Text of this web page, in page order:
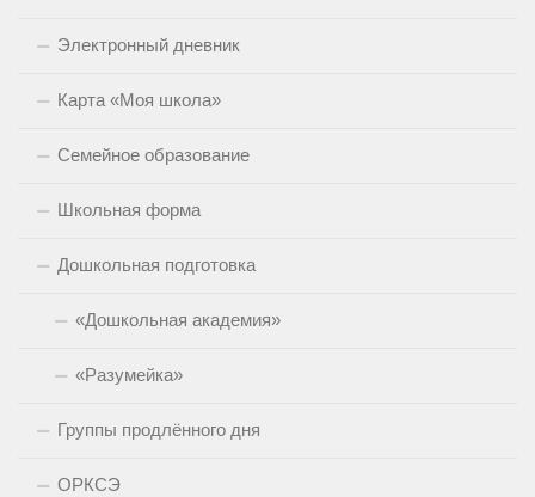
Электронный дневник
Карта «Моя школа»
Семейное образование
Школьная форма
Дошкольная подготовка
«Дошкольная академия»
«Разумейка»
Группы продлённого дня
ОРКСЭ